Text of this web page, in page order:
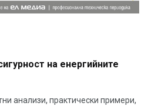
на енергийните
анализи, практически примери,